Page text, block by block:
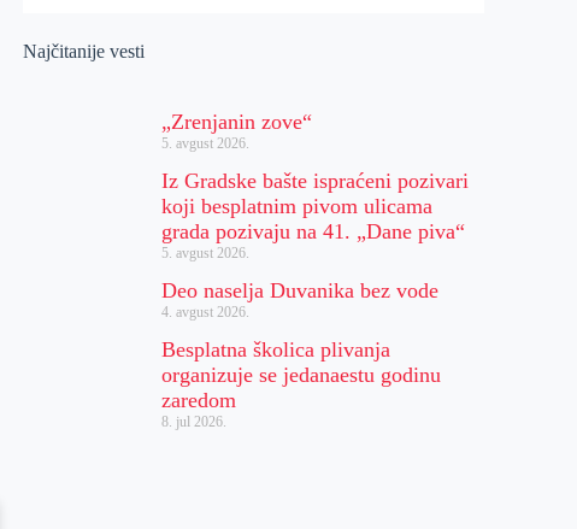
Najčitanije vesti
„Zrenjanin zove“
5. avgust 2026.
Iz Gradske bašte ispraćeni pozivari
koji besplatnim pivom ulicama
grada pozivaju na 41. „Dane piva“
5. avgust 2026.
Deo naselja Duvanika bez vode
4. avgust 2026.
Besplatna školica plivanja
organizuje se jedanaestu godinu
zaredom
8. jul 2026.